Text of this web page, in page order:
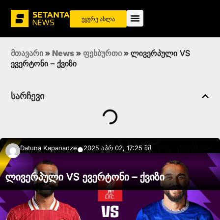
უყურე ახლა
მთავარი » News » ფეხბურთი » ლივერპული VS
ევერტონი – ქვიზი
სარჩევი
Datuna Kapanadze●2025 აპრ 02, 17:25 შშ
ლივერპული VS ევერტონი – ქვიზი